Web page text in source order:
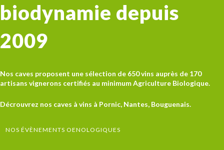
biodynamie depuis
2009
Nos caves proposent une sélection de 650 vins auprès de 170
artisans vignerons certifiés au minimum Agriculture Biologique.
Décrouvrez nos caves à vins à Pornic, Nantes, Bouguenais.
NOS ÉVÈNEMENTS OENOLOGIQUES